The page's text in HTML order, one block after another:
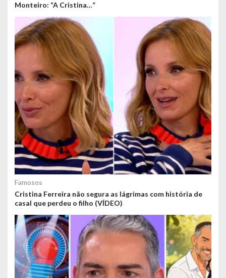
Monteiro: “A Cristina…”
Famosos
Cristina Ferreira não segura as lágrimas com história de
casal que perdeu o filho (VÍDEO)